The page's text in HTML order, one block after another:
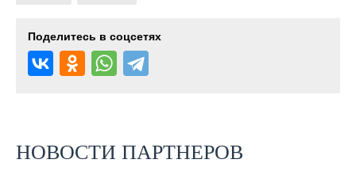
Поделитесь в соцсетях
НОВОСТИ ПАРТНЕРОВ